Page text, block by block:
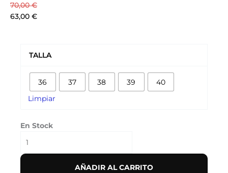
70,00€
63,00 €
TALLA
36 37 38 39 40
Limpiar
En Stock
'TROPICAL
SUNSET'
'TROPICAL
AÑADIR AL CARRITO